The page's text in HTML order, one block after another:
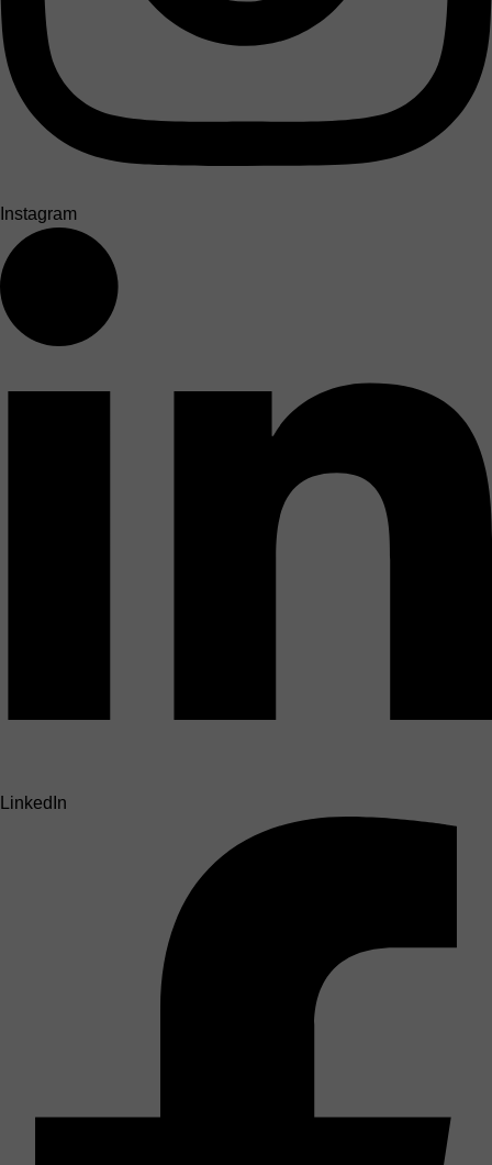
Instagram
LinkedIn